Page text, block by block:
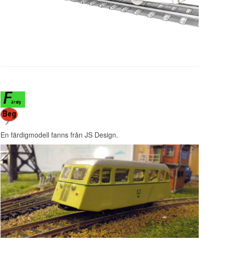
En färdigmodell fanns från JS Design.